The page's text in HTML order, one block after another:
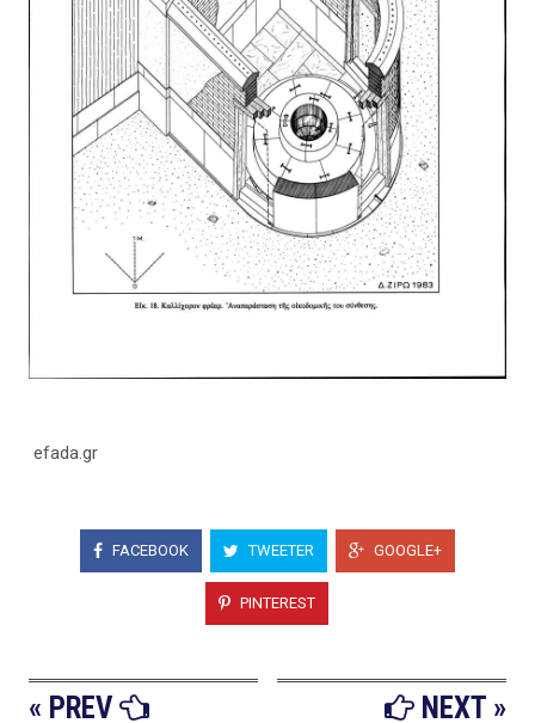
efada.gr
FACEBOOK TWEETER GOOGLE+
PINTEREST
« PREV NEXT »